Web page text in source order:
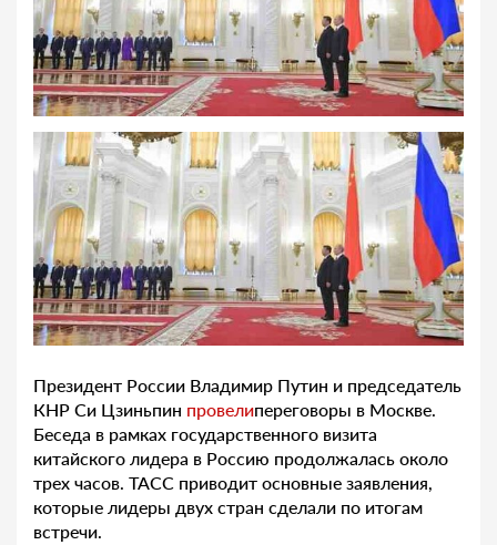
Президент России Владимир Путин и председатель
КНР Си Цзиньпин провелипереговоры в Москве.
Беседа в рамках государственного визита
китайского лидера в Россию продолжалась около
трех часов. ТАСС приводит основные заявления,
которые лидеры двух стран сделали по итогам
встречи.